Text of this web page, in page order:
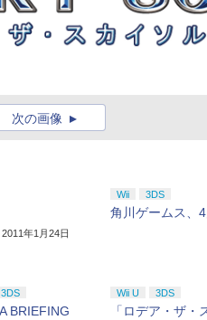
次の画像
2011年1月24日
Wii 3DS
角川ゲームス、
3DS
BRIEFING
Wii U 3DS
「ロデア・ザ